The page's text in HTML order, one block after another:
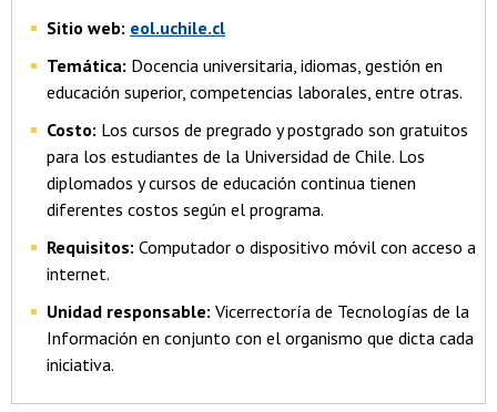
Sitio web: eol.uchile.cl
Temática: Docencia universitaria, idiomas, gestión en
educación superior, competencias laborales, entre otras.
Costo: Los cursos de pregrado y postgrado son gratuitos
para los estudiantes de la Universidad de Chile. Los
diplomados y cursos de educación continua tienen
diferentes costos según el programa.
Requisitos: Computador o dispositivo móvil con acceso a
internet.
Unidad responsable: Vicerrectoría de Tecnologías de la
Información en conjunto con el organismo que dicta cada
iniciativa.